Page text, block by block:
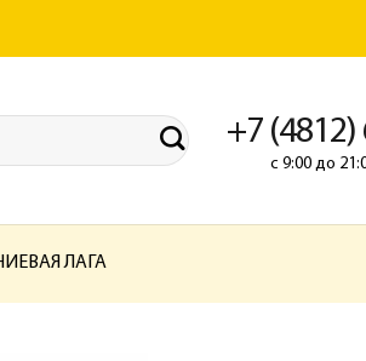
+7 (4812)
с 9:00 до
ЛАГА